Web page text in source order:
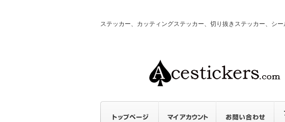
ステッカー、カッティングステッカー、切り抜きステッカー、シ